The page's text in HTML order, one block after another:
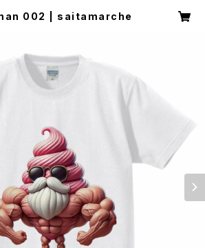
002 | saitamarche